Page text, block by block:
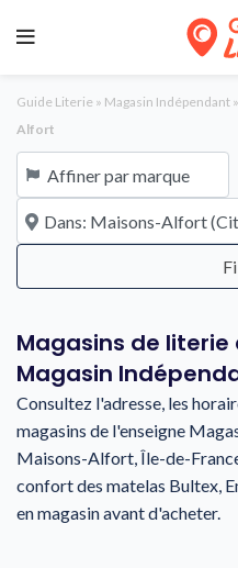
Guide Literie » Magasin Indépendant »
Alfort
Affiner par marque
À proximité de
Magasins de literie
Magasin
Consultez l'adresse, les
magasins de l'enseigne
Maisons-Alfort, Île-de-
confort des matelas Bultex,
en magasin avant d'acheter.